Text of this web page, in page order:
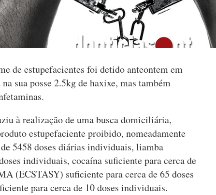
de estupefacientes foi detido anteontem em
sua posse 2.5kg de haxixe, mas também
à realização de uma busca domiciliária,
estupefaciente proibido, nomeadamente
5458 doses diárias individuais, liamba
individuais, cocaína suficiente para cerca de
(ECSTASY) suficiente para cerca de 65 doses
para cerca de 10 doses individuais.